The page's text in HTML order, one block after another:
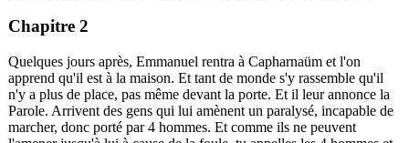
Chapitre 2
Quelques jours après, Emmanuel rentra à Capharnaüm et l'on
apprend qu'il est à la maison. Et tant de monde s'y rassemble qu'il
n'y a plus de place, pas même devant la porte. Et il leur annonce la
Parole. Arrivent des gens qui lui amènent un paralysé, incapable de
marcher, donc porté par 4 hommes. Et comme ils ne peuvent